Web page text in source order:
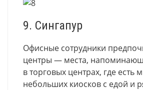
9. Сингапур
Офисные сотрудники
центры — места,
в торговых центрах, где есть
небольших киосков с едой и